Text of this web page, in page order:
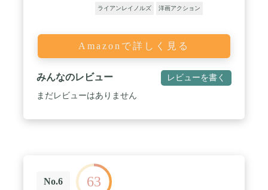
ライアンレイノルズ 洋画アクション
Amazonで詳しく見る
みんなのレビュー レビューを書く
まだレビューはありません
No.6 63